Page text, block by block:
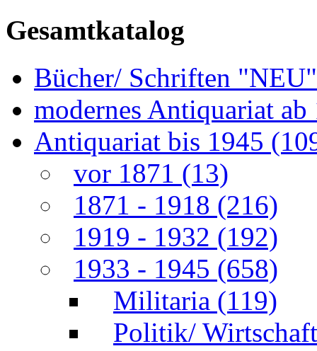
Gesamtkatalog
Bücher/ Schriften
modernes Antiquariat
Antiquariat bis 1945
vor 1871 (13)
1871 - 1918 (216)
1919 - 1932 (192)
1933 - 1945 (658)
Militaria (119)
Politik/